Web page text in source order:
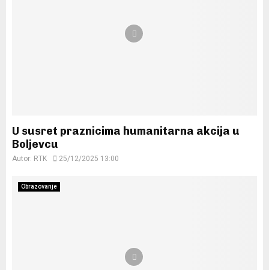
U susret praznicima humanitarna akcija u
Boljevcu
Autor: RTK 25/12/2025 13:00
Obrazovanje